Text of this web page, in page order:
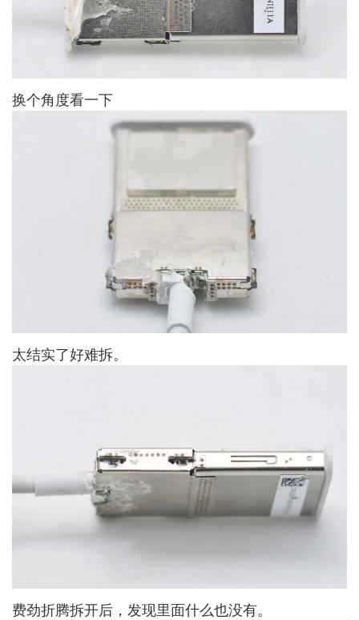
换个角度看一下
太结实了好难拆。
费劲折腾拆开后，发现里面什么也没有。